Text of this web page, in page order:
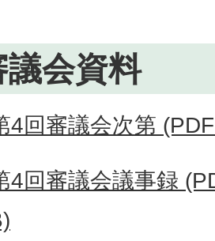
議会資料
4回審議会次第
4回審議会議事録